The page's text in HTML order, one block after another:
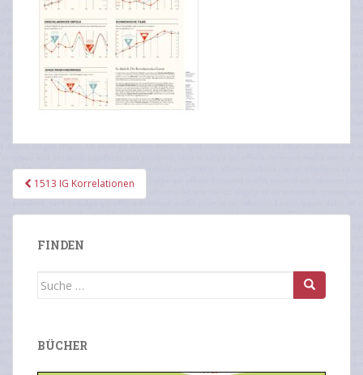
Beitragsnavigation
1513 IG Korrelationen
FINDEN
Suche
BÜCHER